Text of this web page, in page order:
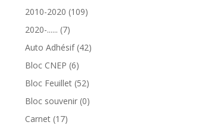
produits
2010-2020 109109
2020-...... 77
produits
Auto Adhésif 4242
Bloc CNEP 66
produits
Bloc Feuillet 5252
produits
Bloc souvenir 00
Carnet 1717